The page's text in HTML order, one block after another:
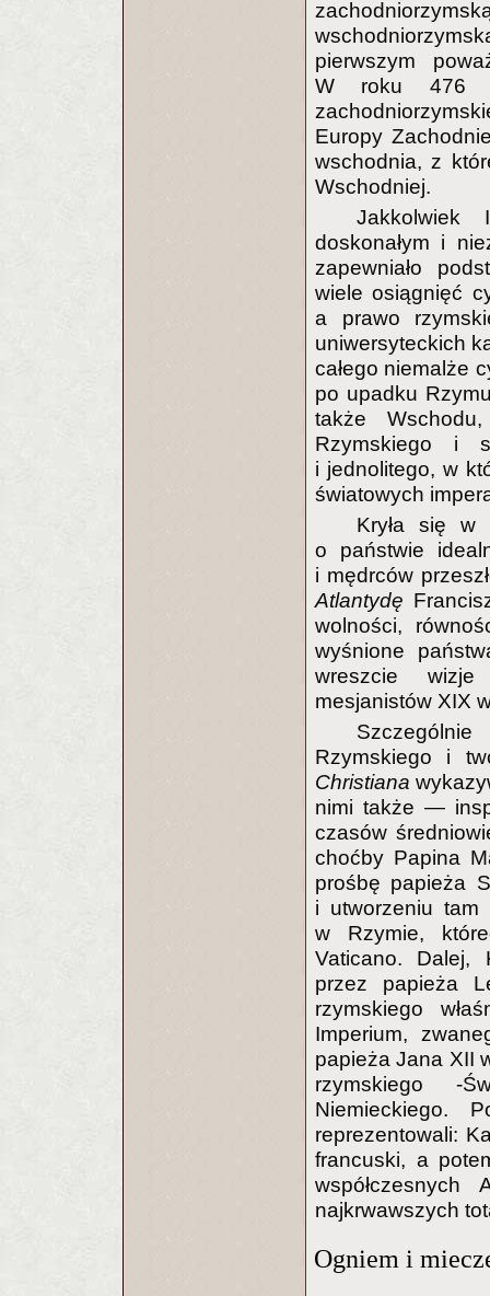
pierwszym
W roku 476
Europy
wschodnia, z
Wschodniej.
Jakkolwiek
doskonałym i
zapewniało
wiele osiągnięć
a prawo
uniwersyteckich
całego niemalże
po upadku
także
Rzymskiego i
i jednolitego, w
światowych
Kryła się
o państwie
i mędrców
Atlantydę
wolności,
wyśnione
wreszcie
mesjanistów XIX
Rzymskiego i
Christiana
nimi także —
czasów
choćby Papina
prośbę papieża
i utworzeniu
w Rzymie,
Vaticano. Dalej,
przez papieża
rzymskiego
Imperium,
papieża Jana XII
rzymskiego -
Niemieckiego.
reprezentowali:
francuski, a
najkrwawszych
Ogniem i